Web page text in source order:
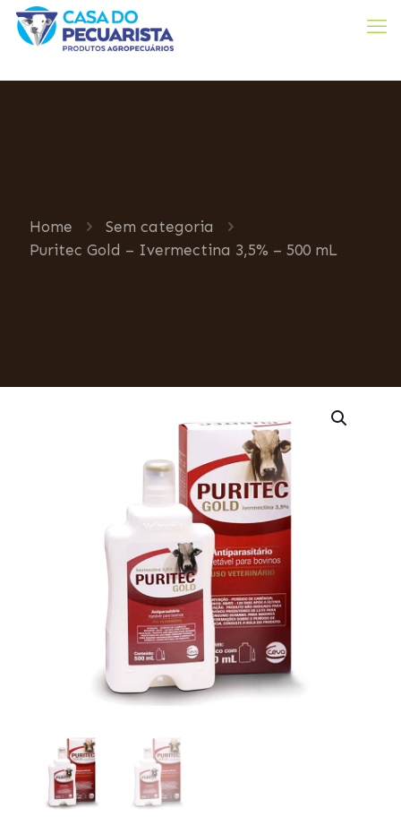
Home
Sem categoria
Puritec Gold – Ivermectina 3,5% – 500 mL